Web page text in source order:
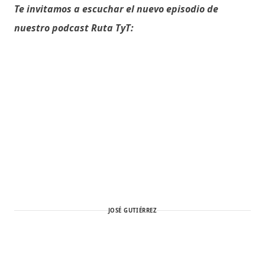
Te invitamos a escuchar el nuevo episodio de
nuestro podcast Ruta TyT:
JOSÉ GUTIÉRREZ